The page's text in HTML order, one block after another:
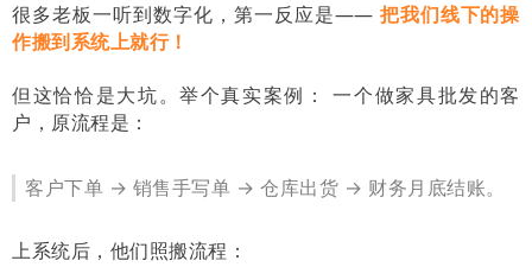
很多老板一听到数字化，第一反应是—— 把我们线下的操
作搬到系统上就行！
但这恰恰是大坑。举个真实案例： 一个做家具批发的客
户，原流程是：
客户下单 → 销售手写单 → 仓库出货 → 财务月底结账。
上系统后，他们照搬流程：